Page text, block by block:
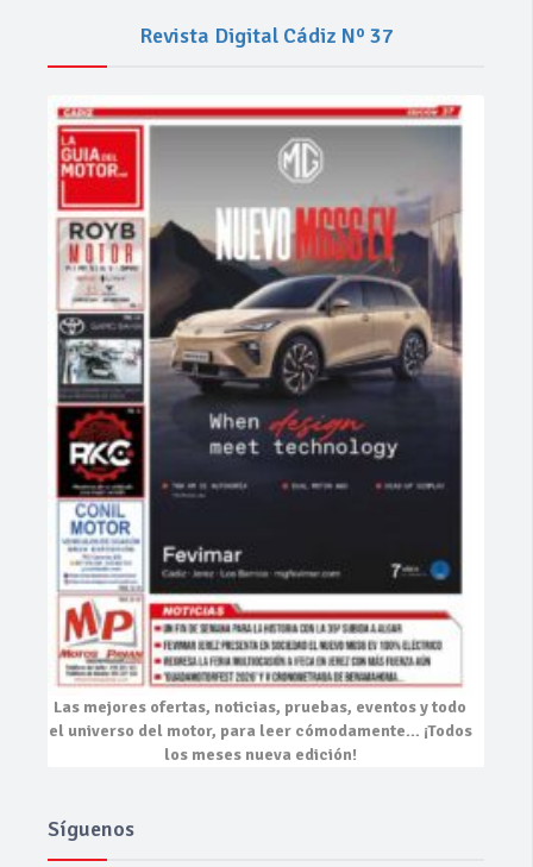
Revista Digital Cádiz Nº 37
Las mejores ofertas, noticias, pruebas, eventosy todo
el universo del motor, para leer cómodamente… ¡Todos
los meses nueva edición!
Síguenos